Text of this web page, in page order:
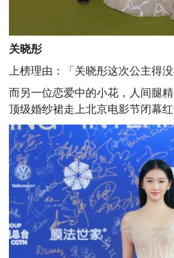
关晓彤
上榜理由：
「关晓彤这次公主得没
而另一位恋爱中的小花，人间腿
顶级婚纱裙走上北京电影节闭幕